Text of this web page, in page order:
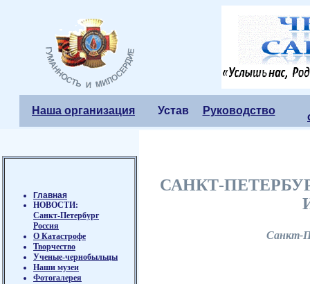
Наша организация Устав Руководство
Главная
НОВОСТИ:
Санкт-Петербург
Россия
О Катастрофе
Творчество
Ученые-чернобыльцы
Наши музеи
Фотогалерея
САНКТ-
Санкт-